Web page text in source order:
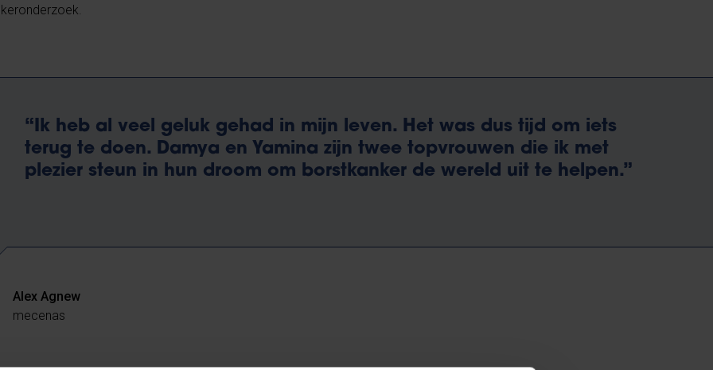
“Ik heb al veel geluk gehad in mijn leven. Het was dus tijd om iets
terug te doen. Damya en Yamina zijn twee topvrouwen die ik met
plezier steun in hun droom om borstkanker de wereld uit te helpen.”
Alex Agnew
mecenas